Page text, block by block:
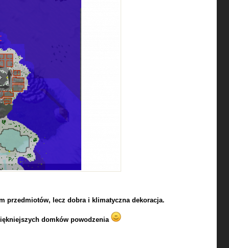
przedmiotów, lecz dobra i klimatyczna dekoracja.
domków powodzenia